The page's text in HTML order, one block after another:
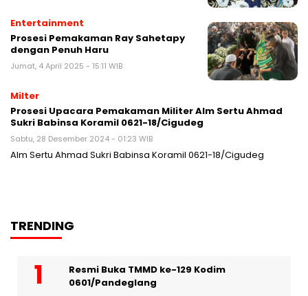
Entertainment
Prosesi Pemakaman Ray Sahetapy
dengan Penuh Haru
Jumat, 4 April 2025 - 15:11 WIB
Milter
Prosesi Upacara Pemakaman Militer Alm Sertu Ahmad
Sukri Babinsa Koramil 0621-18/Cigudeg
Sabtu, 28 Desember 2024 - 01:23 WIB
Alm Sertu Ahmad Sukri Babinsa Koramil 0621-18/Cigudeg
TRENDING
Resmi Buka TMMD ke-129 Kodim
0601/Pandeglang